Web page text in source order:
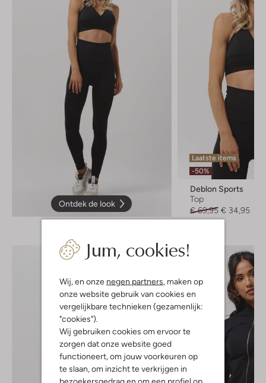
Jum, cookies!
Wij, en onze negen partners, maken op
onze website gebruik van cookies en
vergelijkbare technieken (gezamenlijk:
"cookies").
Wij gebruiken cookies om ervoor te
zorgen dat onze website goed
functioneert, om jouw voorkeuren op
te slaan, om inzicht te verkrijgen in
bezoekersgedrag en om een profiel op
Ontdek de look
Laatste items
-50%
Deblon Sports
Top
€ 69,95 € 34,95